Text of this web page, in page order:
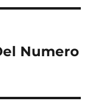
Numero